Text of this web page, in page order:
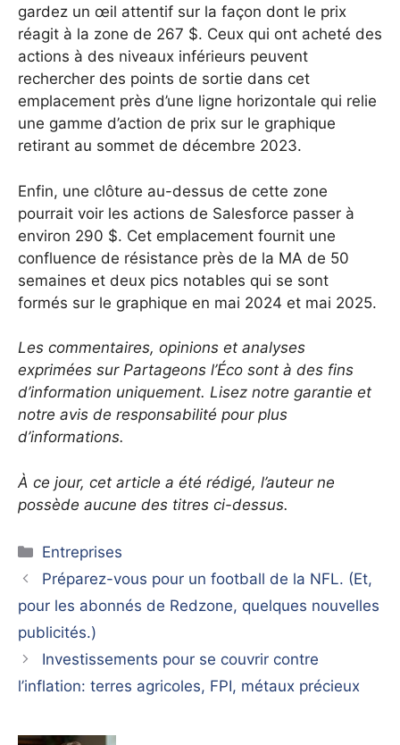
gardez un œil attentif sur la façon dont le prix
réagit à la zone de 267 $. Ceux qui ont acheté des
actions à des niveaux inférieurs peuvent
rechercher des points de sortie dans cet
emplacement près d’une ligne horizontale qui relie
une gamme d’action de prix sur le graphique
retirant au sommet de décembre 2023.
Enfin, une clôture au-dessus de cette zone
pourrait voir les actions de Salesforce passer à
environ 290 $. Cet emplacement fournit une
confluence de résistance près de la MA de 50
semaines et deux pics notables qui se sont
formés sur le graphique en mai 2024 et mai 2025.
Les commentaires, opinions et analyses
exprimées sur Partageons l’Éco sont à des fins
d’information uniquement. Lisez notre garantie et
notre avis de responsabilité pour plus
d’informations.
À ce jour, cet article a été rédigé, l’auteur ne
possède aucune des titres ci-dessus.
Catégories
Entreprises
Préparez-vous pour un football de la NFL. (Et,
pour les abonnés de Redzone, quelques nouvelles
publicités.)
Investissements pour se couvrir contre
l’inflation: terres agricoles, FPI, métaux précieux